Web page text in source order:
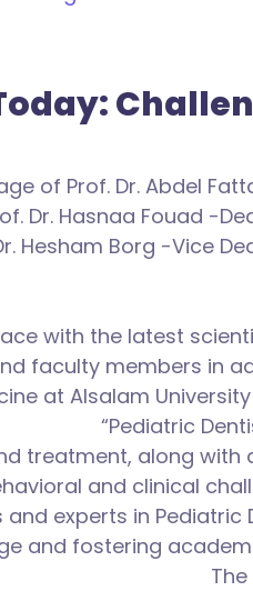
of Prof. Dr. Abdel
Dr. Hasnaa Fouad -
Hesham Borg -Vice
with the latest
faculty members in
at Alsalam
“Pediatric
treatment, along
and clinical
experts in
and fostering